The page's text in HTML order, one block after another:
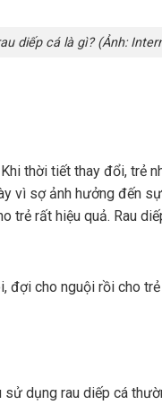
là gì? (Ảnh:
thời tiết thay đổi, trẻ
vì sợ ảnh hưởng đến
rất hiệu quả. Rau
đợi cho nguội rồi cho trẻ
dụng rau diếp cá